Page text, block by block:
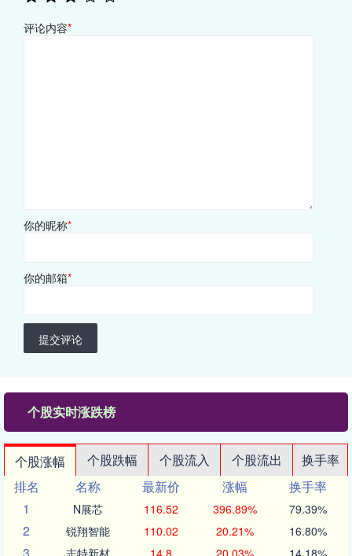
评论内容*
你的昵称*
你的邮箱*
提交评论
个股实时涨跌榜
个股涨幅 个股跌幅 个股流入 个股流出
换手率
排名
名称 最新价 涨幅
换手率
1
N展芯 116.52 396.89% 79.39%
2 锐翔智能 110.02 20.21% 16.80%